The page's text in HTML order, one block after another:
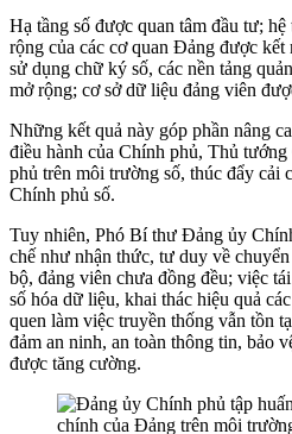
Hạ tầng số được quan tâm đầu tư;
rộng của các cơ quan Đảng được kết
sử dụng chữ ký số, các nền tảng
mở rộng; cơ sở dữ liệu đảng viên
Những kết quả này góp phần nâng
điều hành của Chính phủ, Thủ
phủ trên môi trường số, thúc đẩy cải
Chính phủ số.
Tuy nhiên, Phó Bí thư Đảng ủy
chế như nhận thức, tư duy về
bộ, đảng viên chưa đồng đều; việc
số hóa dữ liệu, khai thác hiệu quả
quen làm việc truyền thống vẫn tồn
đảm an ninh, an toàn thông tin, bảo
được tăng cường.